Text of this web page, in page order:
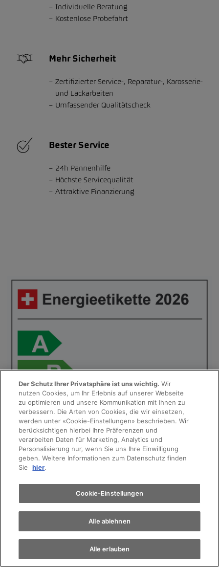
Individuelle Beratung
Kostenlose Probefahrt
Mehr Sicherheit
Zertifizierter Service-, Reparatur-, Karosserie-
und Lackarbeiten
Umfassender Qualitätscheck
Bester Service
24h Pannenhilfe
Höchste Servicequalität
Attraktive Finanzierung
Flying Spur Speed (Hybrid) - Energieverbrauch gewichtet
Probefahrt
Terminvereinbarung
Auto finden
Elektromobilität
Der Schutz Ihrer Privatsphäre ist uns wichtig. Wir
nutzen Cookies, um Ihr Erlebnis auf unserer Webseite
zu optimieren und unsere Kommunikation mit Ihnen zu
verbessern. Die Arten von Cookies, die wir einsetzen,
werden unter «Cookie-Einstellungen» beschrieben. Wir
berücksichtigen hierbei Ihre Präferenzen und
verarbeiten Daten für Marketing, Analytics und
Personalisierung nur, wenn Sie uns Ihre Einwilligung
geben. Weitere Informationen zum Datenschutz finden
Sie
hier.
Cookie-Einstellungen
Alle ablehnen
Alle erlauben